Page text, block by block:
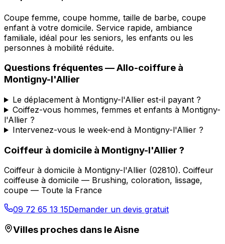
Coupe femme, coupe homme, taille de barbe, coupe
enfant à votre domicile. Service rapide, ambiance
familiale, idéal pour les seniors, les enfants ou les
personnes à mobilité réduite.
Questions fréquentes —Allo-coiffure à
Montigny-l'Allier
Le déplacement à Montigny-l'Allier est-il payant ?
Coiffez-vous hommes, femmes et enfants à Montigny-
l'Allier ?
Intervenez-vous le week-end à Montigny-l'Allier ?
Coiffeur à domicile à Montigny-l'Allier ?
Coiffeur à domicile à Montigny-l'Allier (02810). Coiffeur
coiffeuse à domicile — Brushing, coloration, lissage,
coupe — Toute la France
09 72 65 13 15Demander un devis gratuit
Villes proches dans leAisne